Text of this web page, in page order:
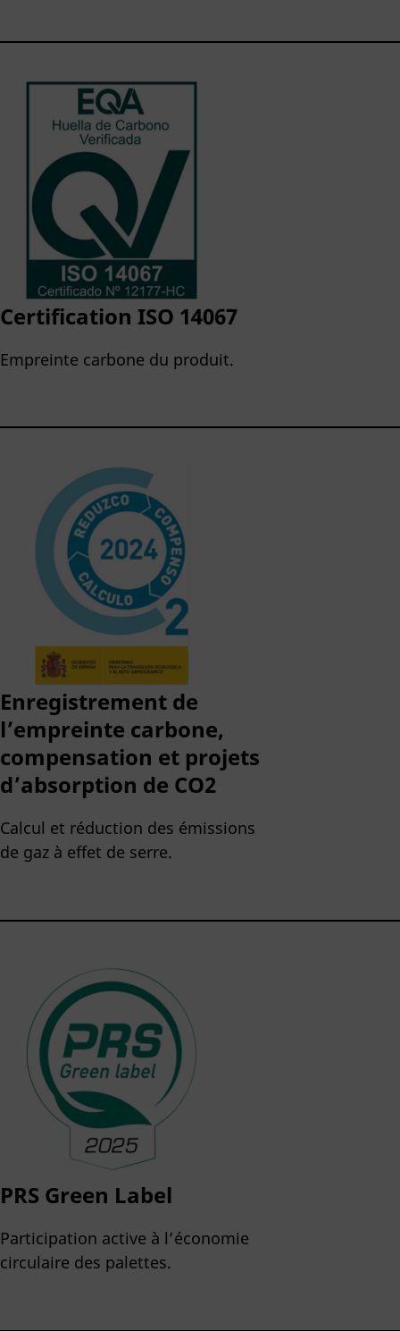
Certification ISO 14067
Empreinte carbone du produit.
Enregistrement de
l’empreinte carbone,
compensation et projets
d’absorption de CO2
Calcul et réduction des émissions
de gaz à effet de serre.
PRS Green Label
Participation active à l’économie
circulaire des palettes.